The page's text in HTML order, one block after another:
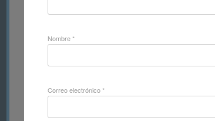
Nombre*
Correo electrónico*